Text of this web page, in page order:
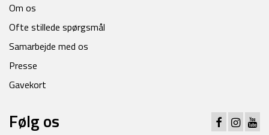
Om os
Ofte stillede spørgsmål
Samarbejde med os
Presse
Gavekort
Følg os